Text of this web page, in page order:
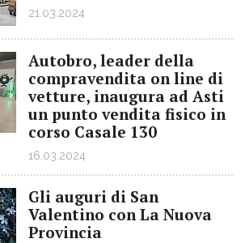
21.03.2024
Autobro, leader della
compravendita on line di
vetture, inaugura ad Asti
un punto vendita fisico in
corso Casale 130
16.03.2024
Gli auguri di San
Valentino con La Nuova
Provincia